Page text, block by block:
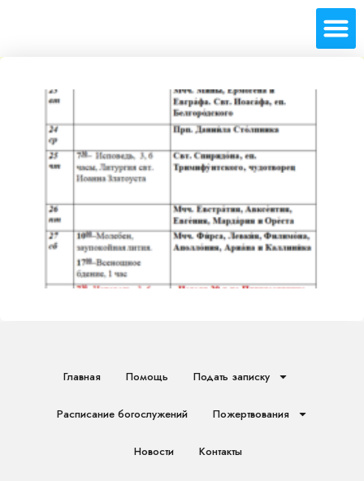
Главная Помощь Подать записку
Расписание богослужений Пожертвования
Новости Контакты